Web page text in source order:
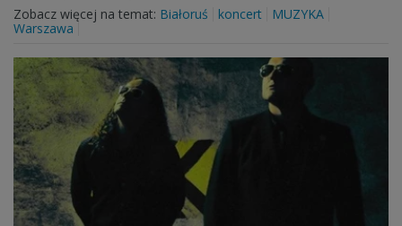
Zobacz więcej na temat: Białoruś koncert
MUZYKA
Warszawa